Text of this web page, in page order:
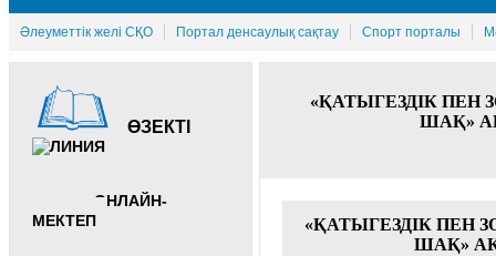
Әлеуметтік желі СҚО Портал денсаулық сақтау Спорт порталы
ӨЗЕКТІ
ОНЛАЙН-
МЕКТЕП
«ҚАТЫГЕЗДІК
ШАҚ»
«ҚАТЫГЕЗДІК
ШАҚ»